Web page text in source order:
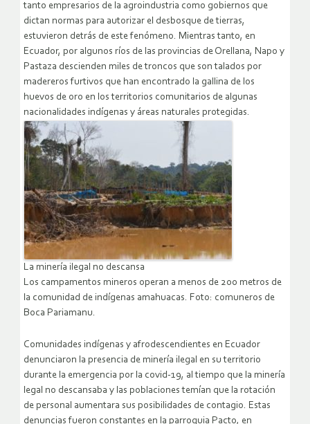
tanto empresarios de la agroindustria como gobiernos que
dictan normas para autorizar el desbosque de tierras,
estuvieron detrás de este fenómeno. Mientras tanto, en
Ecuador, por algunos ríos de las provincias de Orellana, Napo y
Pastaza descienden miles de troncos que son talados por
madereros furtivos que han encontrado la gallina de los
huevos de oro en los territorios comunitarios de algunas
nacionalidades indígenas y áreas naturales protegidas.
La minería ilegal no descansa
Los campamentos mineros operan a menos de 200 metros de
la comunidad de indígenas amahuacas. Foto: comuneros de
Boca Pariamanu.
Comunidades indígenas y afrodescendientes en Ecuador
denunciaron la presencia de minería ilegal en su territorio
durante la emergencia por la covid-19, al tiempo que la minería
legal no descansaba y las poblaciones temían que la rotación
de personal aumentara sus posibilidades de contagio. Estas
denuncias fueron constantes en la parroquia Pacto, en